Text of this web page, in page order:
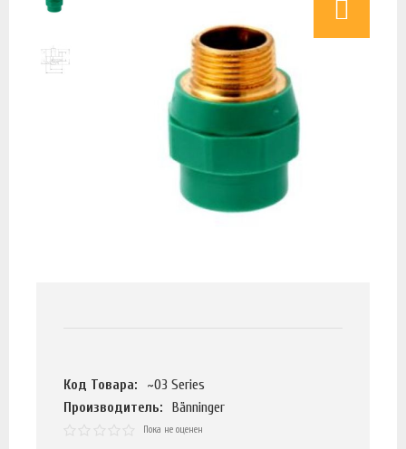
Код Товара:
~03 Series
Производитель:
Bänninger
Пока не оценен